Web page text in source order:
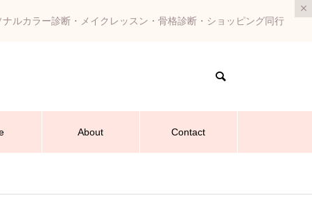
ルカラー診断・メイクレッスン・骨格診断・ショッピング同行
About Contact